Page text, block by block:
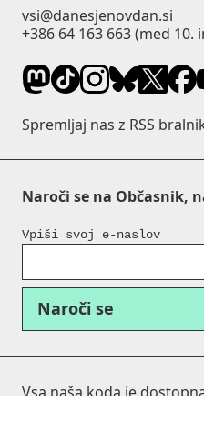
vsi@danesjenovdan.si
+386 64 163 663(med 10.
Spremljaj nas z RSS
Naroči se na Občasnik,
Vpiši svoj e-naslov
Naroči se
Vsa naša koda je